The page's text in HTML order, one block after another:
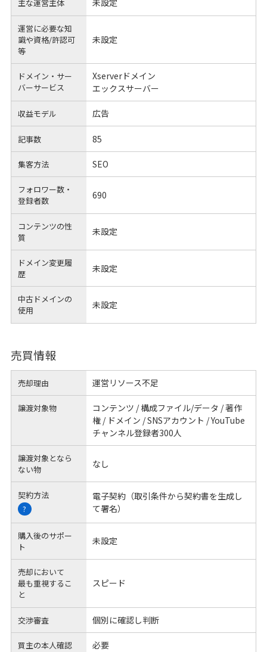
主な運営主体 未設定
運営に必要な知
識や資格/許認可
等
未設定
ドメイン・サー
バーサービス
Xserverドメイン
エックスサーバー
収益モデル 広告
記事数 85
集客方法 SEO
フォロワー数・
登録者数
690
コンテンツの性
質
未設定
ドメイン変更履
歴
未設定
中古ドメインの
使用
未設定
売買情報
売却理由 運営リソース不足
譲渡対象物
コンテンツ / 構成ファイル/データ / 著作
権 / ドメイン / SNSアカウント / YouTube
チャンネル登録者300人
譲渡対象となら
ない物
なし
契約方法
?
電子契約（取引条件から契約書を生成し
て署名）
購入後のサポー
ト
未設定
売却において
最も重視するこ
と
スピード
交渉審査 個別に確認し判断
買主の本人確認 必要